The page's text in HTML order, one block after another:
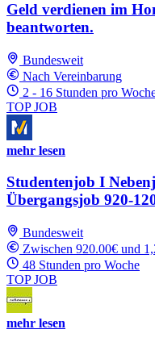
Geld verdienen im
beantworten.
Bundesweit
Nach Vereinbarung
2 - 16 Stunden pro
TOP JOB
mehr lesen
Studentenjob I
Übergangsjob 920-
Bundesweit
Zwischen 920.00€ und
48 Stunden pro Woche
TOP JOB
mehr lesen